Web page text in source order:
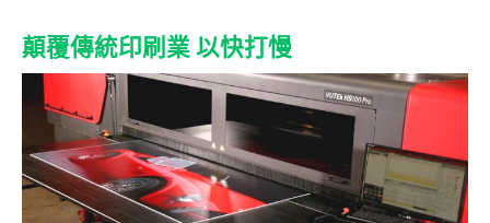
顛覆傳統印刷業 以快打慢